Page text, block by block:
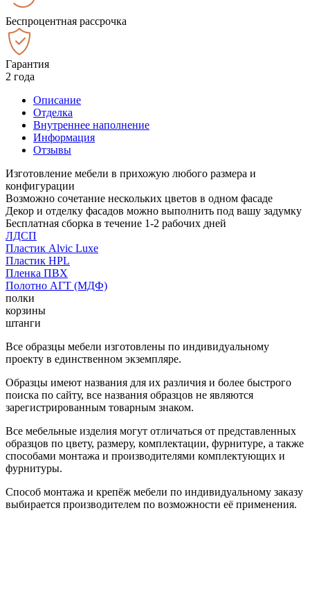
Беспроцентная рассрочка
Гарантия
2 года
Описание
Отделка
Внутреннее наполнение
Информация
Отзывы
Изготовление мебели в прихожую любого размера и
конфигурации
Возможно сочетание нескольких цветов в одном фасаде
Декор и отделку фасадов можно выполнить под вашу задумку
Бесплатная сборка в течение 1-2 рабочих дней
ЛДСП
Пластик Alvic Luxe
Пластик HPL
Пленка ПВХ
Полотно АГТ (МДФ)
полки
корзины
штанги
Все образцы мебели изготовлены по индивидуальному
проекту в единственном экземпляре.
Образцы имеют названия для их различия и более быстрого
поиска по сайту, все названия образцов не являются
зарегистрированным товарным знаком.
Все мебельные изделия могут отличаться от представленных
образцов по цвету, размеру, комплектации, фурнитуре, а также
способами монтажа и производителями комплектующих и
фурнитуры.
Способ монтажа и крепёж мебели по индивидуальному заказу
выбирается производителем по возможности её применения.